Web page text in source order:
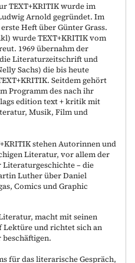
TEXT+KRITIK wurde im
Arnold gegründet. Im
Heft über Günter Grass.
wurde TEXT+KRITIK vom
1969 übernahm der
Literaturzeitschrift und
Sachs) die bis heute
Seitdem gehört
Programm des nach ihr
edition text + kritik mit
Musik, Film und
stehen Autorinnen und
Literatur, vor allem der
Literaturgeschichte – die
Luther über Daniel
Comics und Graphic
macht mit seinen
Lektüre und richtet sich an
für das literarische Gespräch,